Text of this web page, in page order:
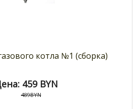
котла №1 (сборка)
459 BYN
489BYN